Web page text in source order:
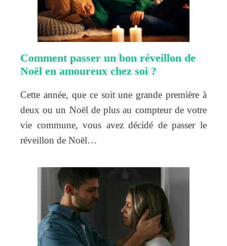
Comment passer un bon réveillon de
Noël en amoureux chez soi ?
Cette année, que ce soit une grande première à
deux ou un Noël de plus au compteur de votre
vie commune, vous avez décidé de passer le
réveillon de Noël…